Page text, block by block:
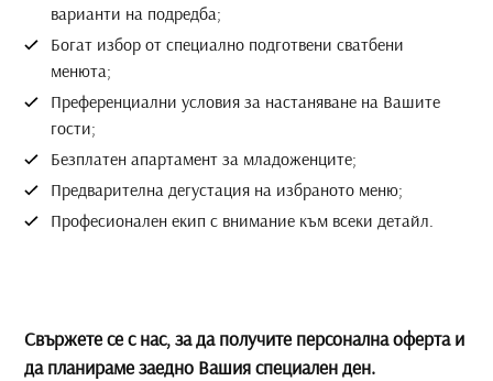
варианти на подредба;
Богат избор от специално подготвени сватбени
менюта;
Преференциални условия за настаняване на Вашите
гости;
Безплатен апартамент за младоженците;
Предварителна дегустация на избраното меню;
Професионален екип с внимание към всеки детайл.
Свържете се с нас, за да получите персонална оферта и
да планираме заедно Вашия специален ден.